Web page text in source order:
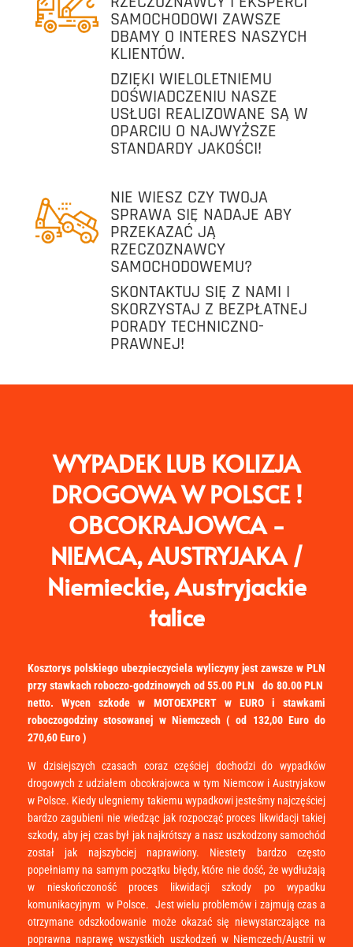
SAMOCHODOWI ZAWSZE
DBAMY O INTERES NASZYCH
KLIENTÓW.
DZIĘKI WIELOLETNIEMU
DOŚWIADCZENIU NASZE
USŁUGI REALIZOWANE SĄ W
OPARCIU O NAJWYŻSZE
STANDARDY JAKOŚCI!
NIE WIESZ CZY TWOJA
SPRAWA SIĘ NADAJE ABY
PRZEKAZAĆ JĄ
RZECZOZNAWCY
SAMOCHODOWEMU?
SKONTAKTUJ SIĘ Z NAMI I
SKORZYSTAJ Z BEZPŁATNEJ
PORADY TECHNICZNO-
PRAWNEJ!
WYPADEK LUB KOLIZJA
DROGOWA W POLSCE !
OBCOKRAJOWCA -
NIEMCA, AUSTRYJAKA /
Niemieckie, Austryjackie
talice
Kosztorys polskiego ubezpieczyciela wyliczyny jest zawsze w PLN
przy stawkach roboczo-godzinowych od 55.00 PLN do 80.00 PLN
netto. Wycen szkode w MOTOEXPERT w EURO i stawkami
roboczogodziny stosowanej w Niemczech ( od 132,00 Euro do
270,60 Euro )
W dzisiejszych czasach coraz częściej dochodzi do wypadków
drogowych z udziałem obcokrajowca w tym Niemcow i Austryjakow
w Polsce. Kiedy ulegniemy takiemu wypadkowi jesteśmy najczęściej
bardzo zagubieni nie wiedząc jak rozpocząć proces likwidacji takiej
szkody, aby jej czas był jak najkrótszy a nasz uszkodzony samochód
został jak najszybciej naprawiony. Niestety bardzo często
popełniamy na samym początku błędy, które nie dość, że wydłużają
w nieskończoność proces likwidacji szkody po wypadku
komunikacyjnym w Polsce. Jest wielu problemów i zajmują czas a
otrzymane odszkodowanie może okazać się niewystarczające na
poprawna naprawę wszystkich uszkodzeń w Niemczech/Austrii w